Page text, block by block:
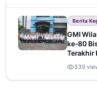
Berita
GMI
ke-80
Terakhir
339